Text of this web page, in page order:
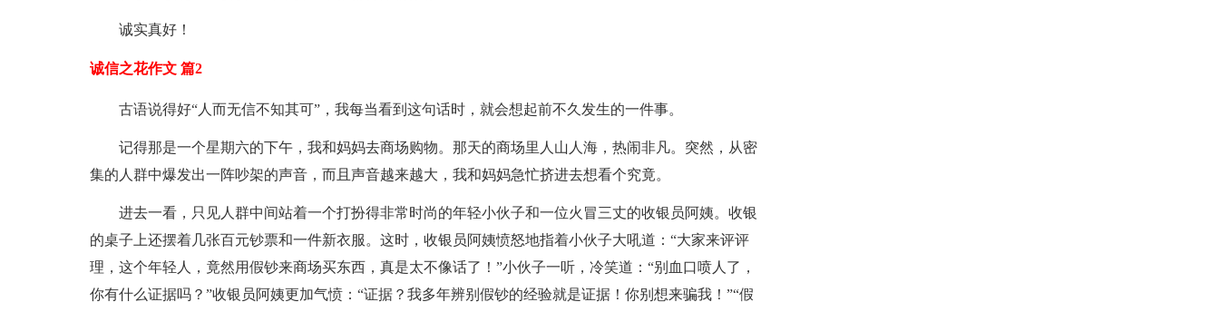
诚实真好！
诚信之花作文 篇2
古语说得好“人而无信不知其可”，我每当看到这句话时，就会想起前不久发生的一件事。
记得那是一个星期六的下午，我和妈妈去商场购物。那天的商场里人山人海，热闹非凡。突然，从密
集的人群中爆发出一阵吵架的声音，而且声音越来越大，我和妈妈急忙挤进去想看个究竟。
进去一看，只见人群中间站着一个打扮得非常时尚的年轻小伙子和一位火冒三丈的收银员阿姨。收银
的桌子上还摆着几张百元钞票和一件新衣服。这时，收银员阿姨愤怒地指着小伙子大吼道：“大家来评评
理，这个年轻人，竟然用假钞来商场买东西，真是太不像话了！”小伙子一听，冷笑道：“别血口喷人了，
你有什么证据吗？”收银员阿姨更加气愤：“证据？我多年辨别假钞的经验就是证据！你别想来骗我！”“假